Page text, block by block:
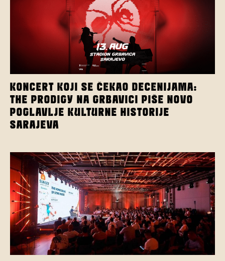
KONCERT KOJI SE ČEKAO DECENIJAMA:
THE PRODIGY NA GRBAVICI PIŠE NOVO
POGLAVLJE KULTURNE HISTORIJE
SARAJEVA